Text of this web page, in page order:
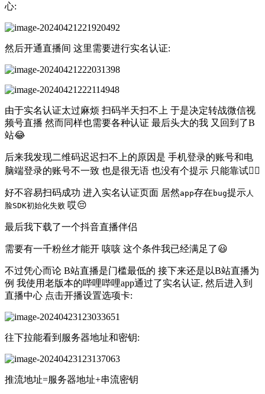
心:
然后开通直播间 这里需要进行实名认证:
由于实名认证太过麻烦 扫码半天扫不上 于是决定转战微信视
频号直播 然而同样也需要各种认证 最后头大的我 又回到了B
站😂
后来我发现二维码迟迟扫不上的原因是 手机登录的账号和电
脑端登录的账号不一致 也是很无语 也没有个提示 只能靠试🤦‍♀️
好不容易扫码成功 进入实名认证页面 居然app存在 bug提示人
脸SDK初始化失败 哎😔
最后我下载了一个抖音直播伴侣
需要有一千粉丝才能开 咳咳 这个条件我已经满足了😃
不过凭心而论 B站直播是门槛最低的 接下来还是以B站直播为
例 我使用老版本的哔哩哔哩app通过了实名认证, 然后进入到
直播中心 点击开播设置选项卡:
往下拉能看到服务器地址和密钥:
推流地址=服务器地址+串流密钥